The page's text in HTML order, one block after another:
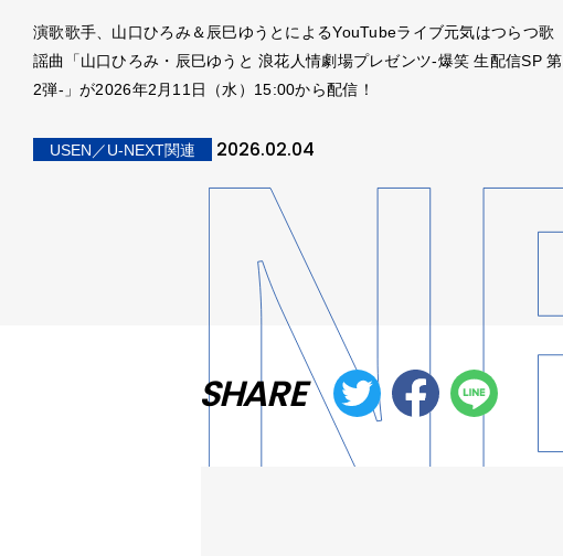
演歌歌手、山口ひろみ＆辰巳ゆうとによるYouTubeライブ元気はつらつ歌
謡曲「山口ひろみ・辰巳ゆうと 浪花人情劇場プレゼンツ-爆笑 生配信SP 第
2弾-」が2026年2月11日（水）15:00から配信！
USEN／U-NEXT関連 2026.02.04
SHARE